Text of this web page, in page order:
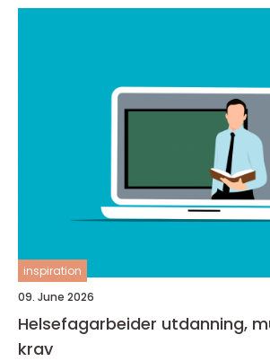
inspiration
09. June 2026
Helsefagarbeider utdanning, muligheter og
krav